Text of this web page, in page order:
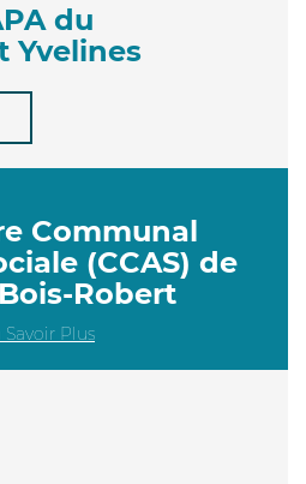
du
Yvelines
Communal
(CCAS) de
Robert
Savoir Plus